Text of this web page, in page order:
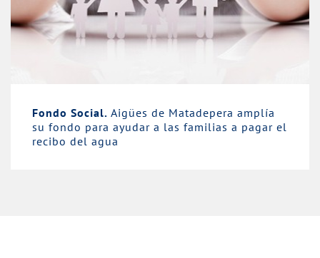
Fondo Social. Aigües de Matadepera amplía
su fondo para ayudar a las familias a pagar el
recibo del agua